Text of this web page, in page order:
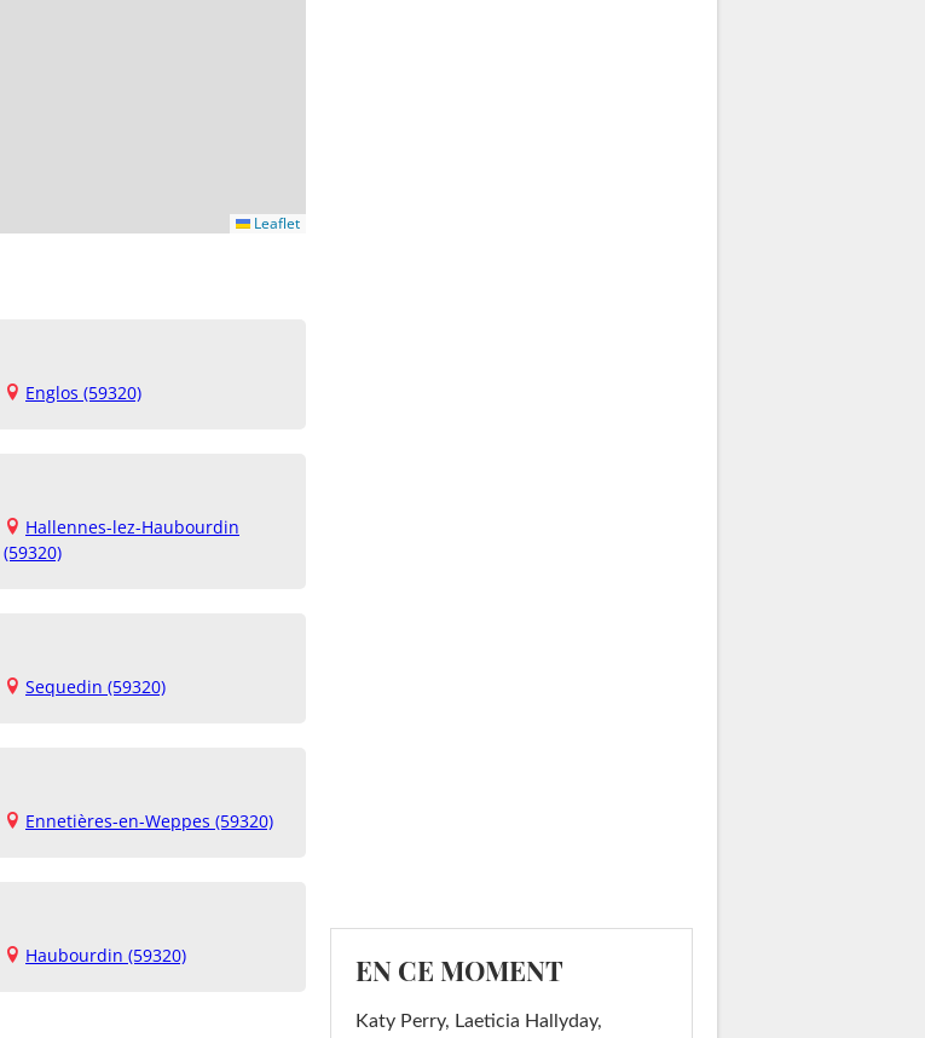
Leaflet
Englos (59320)
Hallennes-lez-Haubourdin
(59320)
Sequedin (59320)
Ennetières-en-Weppes (59320)
Haubourdin (59320) EN CE MOMENT
Katy Perry, Laeticia Hallyday,